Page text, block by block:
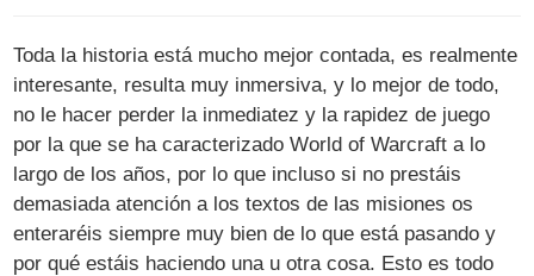
Toda la historia está mucho mejor contada, es realmente
interesante, resulta muy inmersiva, y lo mejor de todo,
no le hacer perder la inmediatez y la rapidez de juego
por la que se ha caracterizado World of Warcraft a lo
largo de los años, por lo que incluso si no prestáis
demasiada atención a los textos de las misiones os
enteraréis siempre muy bien de lo que está pasando y
por qué estáis haciendo una u otra cosa. Esto es todo